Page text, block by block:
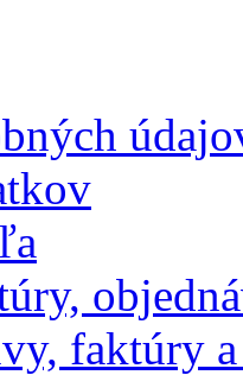
faktúry